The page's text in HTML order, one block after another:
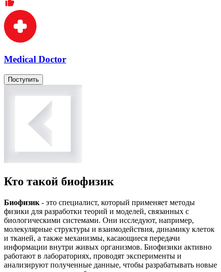
Medical Doctor
Поступить
Кто такой биофизик
Биофизик - это специалист, который применяет методы
физики для разработки теорий и моделей, связанных с
биологическими системами. Они исследуют, например,
молекулярные структуры и взаимодействия, динамику клеток
и тканей, а также механизмы, касающиеся передачи
информации внутри живых организмов. Биофизики активно
работают в лабораториях, проводят эксперименты и
анализируют полученные данные, чтобы разрабатывать новые